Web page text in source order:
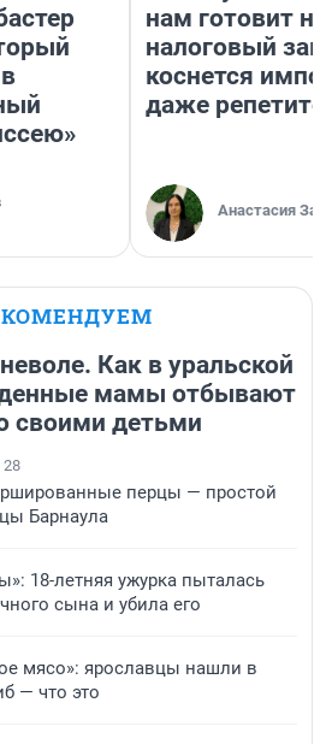
нам готовит
налоговый
коснется
даже
Анастасия
Как в уральской
мамы отбывают
своими детьми
28
перцы — простой
Барнаула
18-летняя ужурка пыталась
сына и убила его
мясо»: ярославцы нашли в
— что это